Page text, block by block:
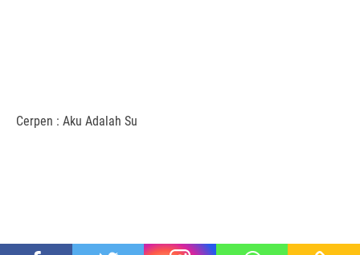
Cerpen : Aku Adalah Su